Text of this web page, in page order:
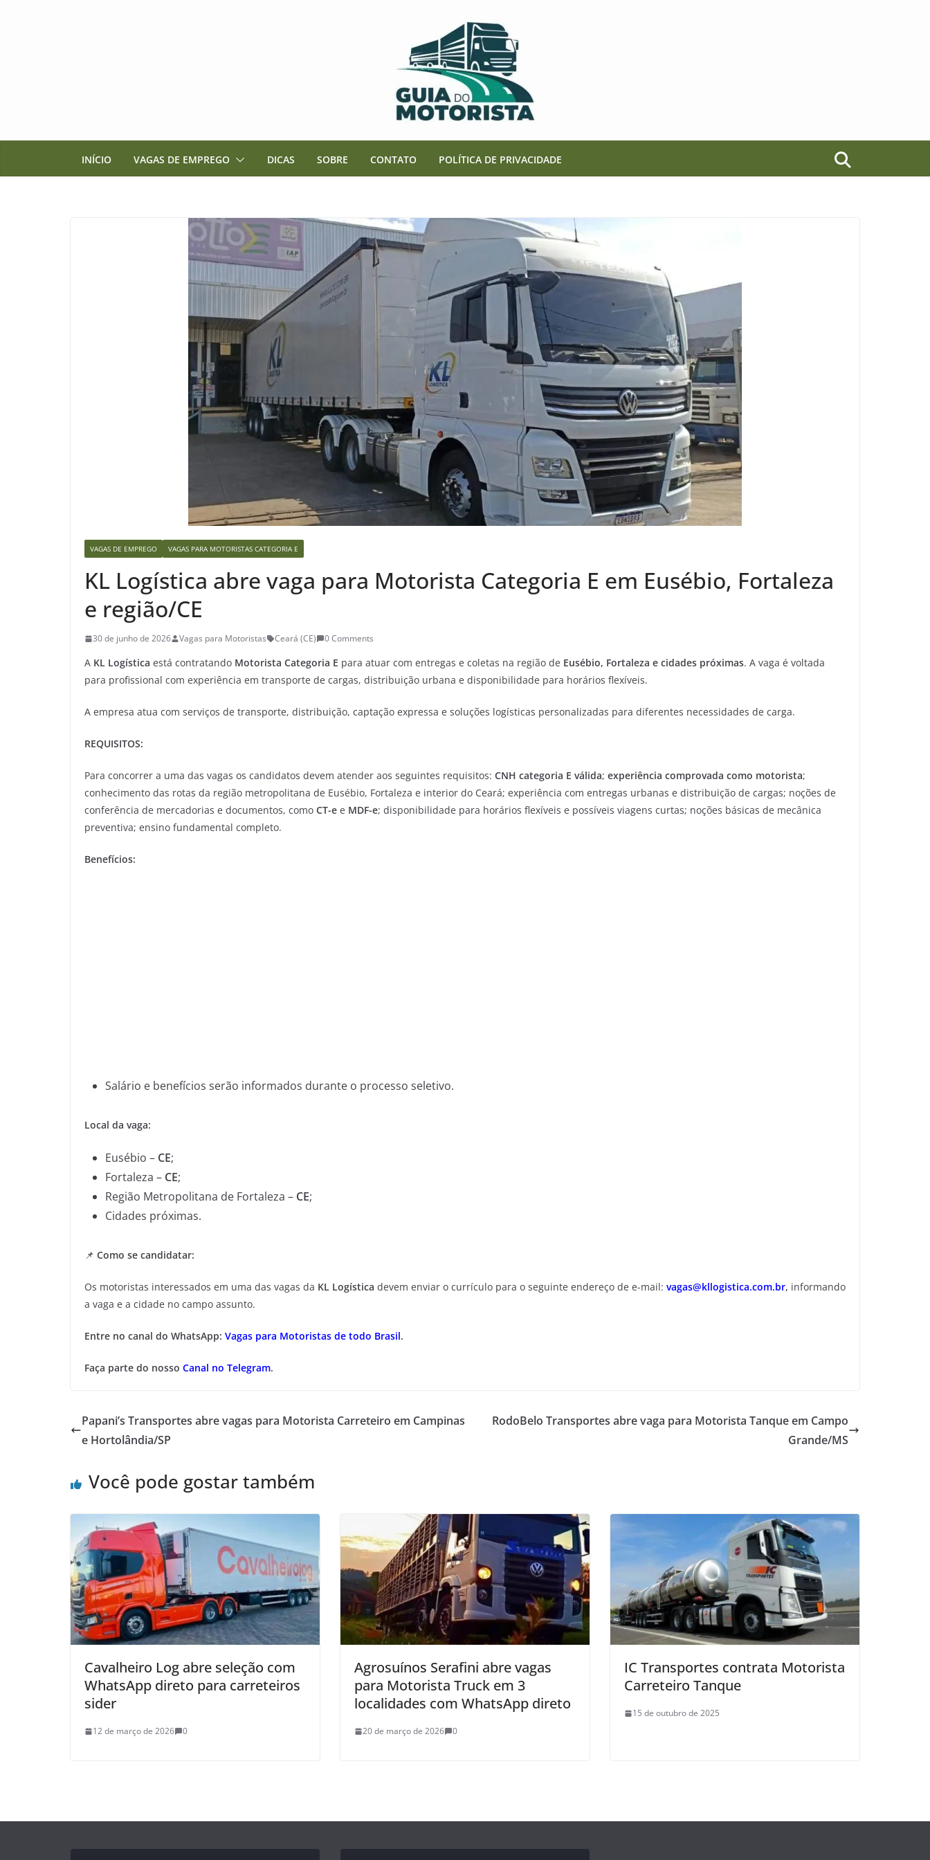
INÍCIO VAGAS DE EMPREGO DICAS SOBRE CONTATO POLÍTICA DE PRIVACIDADE
VAGAS DE EMPREGO VAGAS PARA MOTORISTAS CATEGORIA E
KL Logística abre vaga para Motorista Categoria E em Eusébio, Fortaleza
e região/CE
30 de junho de 2026 Vagas para Motoristas Ceará (CE) 0 Comments
A KL Logística está contratando Motorista Categoria E para atuar com entregas e coletas na região de Eusébio, Fortaleza e cidades próximas. A vaga é voltada
para profissional com experiência em transporte de cargas, distribuição urbana e disponibilidade para horários flexíveis.
A empresa atua com serviços de transporte, distribuição, captação expressa e soluções logísticas personalizadas para diferentes necessidades de carga.
REQUISITOS:
Para concorrer a uma das vagas os candidatos devem atender aos seguintes requisitos: CNH categoria E válida; experiência comprovada como motorista;
conhecimento das rotas da região metropolitana de Eusébio, Fortaleza e interior do Ceará; experiência com entregas urbanas e distribuição de cargas; noções de
conferência de mercadorias e documentos, como CT-e e MDF-e; disponibilidade para horários flexíveis e possíveis viagens curtas; noções básicas de mecânica
preventiva; ensino fundamental completo.
Benefícios:
Salário e benefícios serão informados durante o processo seletivo.
Local da vaga:
Eusébio – CE;
Fortaleza – CE;
Região Metropolitana de Fortaleza – CE;
Cidades próximas.
📌 Como se candidatar:
Os motoristas interessados em uma das vagas da KL Logística devem enviar o currículo para o seguinte endereço de e-mail: vagas@kllogistica.com.br, informando
a vaga e a cidade no campo assunto.
Entre no canal do WhatsApp: Vagas para Motoristas de todo Brasil.
Faça parte do nosso Canal no Telegram.
Papani’s Transportes abre vagas para Motorista Carreteiro em Campinas
e Hortolândia/SP
RodoBelo Transportes abre vaga para Motorista Tanque em Campo
Grande/MS
Você pode gostar também
Cavalheiro Log abre seleção com
WhatsApp direto para carreteiros
sider
12 de março de 2026 0
Agrosuínos Serafini abre vagas
para Motorista Truck em 3
localidades com WhatsApp direto
20 de março de 2026 0
IC Transportes contrata Motorista
Carreteiro Tanque
15 de outubro de 2025